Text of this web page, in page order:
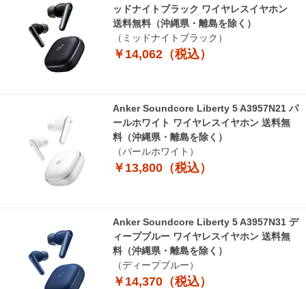
ッドナイトブラック ワイヤレスイヤホン
送料無料（沖縄県・離島を除く）
（ミッドナイトブラック）
￥14,062（税込）
Anker Soundcore Liberty 5 A3957N21 パ
ールホワイト ワイヤレスイヤホン 送料無
料（沖縄県・離島を除く）
（パールホワイト）
￥13,800（税込）
Anker Soundcore Liberty 5 A3957N31 デ
ィープブルー ワイヤレスイヤホン 送料無
料（沖縄県・離島を除く）
（ディープブルー）
￥14,370（税込）